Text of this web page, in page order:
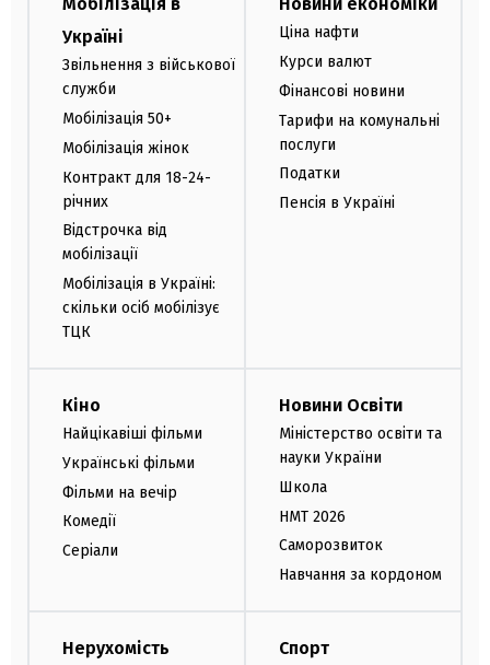
Україні
Звільнення з військової
служби
Мобілізація 50+
Мобілізація жінок
Контракт для 18-24-
річних
Відстрочка від
мобілізації
Мобілізація в Україні:
скільки осіб мобілізує
ТЦК
Ціна нафти
Курси валют
Фінансові новини
Тарифи на комунальні
послуги
Податки
Пенсія в Україні
Кіно
Найцікавіші фільми
Українські фільми
Фільми на вечір
Комедії
Серіали
Новини Освіти
Міністерство освіти та
науки України
Школа
НМТ 2026
Саморозвиток
Навчання за кордоном
Нерухомість Спорт